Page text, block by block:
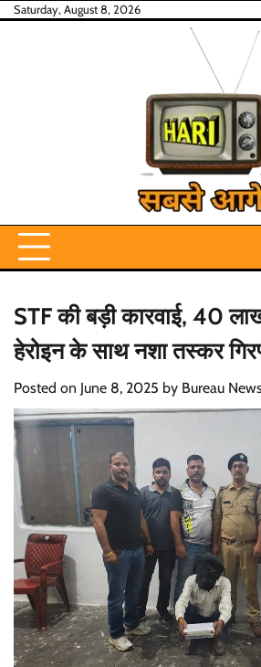
SkipSaturday, August 8, 2026
STF की बड़ी कारवाई, 40
हेरोइन के साथ नशा तस्कर
Posted on June 8, 2025 by Bureau